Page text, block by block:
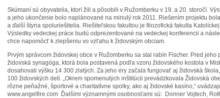
Skúmaní sú obyvatelia, ktorí žili a pôsobili v Ružomberku v 19. a 20. storočí.
a jeho ukončenie bolo naplánované na minulý rok 2011. Riešením projektu
a ďalší štyria spoluriešitelia. Riešiteľskou fakultou je filozofická fakulta
Výsledky vedeckej práce budú odprezentované na vedeckej konferencii a
chce napomôcť k zlepšeniu vo vzťahu k židovským obciam.
Prvým správcom židovskej obce v Ružomberku sa stal rabín Fischer. Pred
židovská synagóga, ktorá bola postavená podľa vzoru židovského kostola v
dosahovali výšku 14 300 zlatých. Za jeho éry začala fungovať aj židovská
100 židovských detí. „Okrem spomenutých inštitúcii prevádzkovala Židovská
rôzne peňažné, športové a charitatívne spolky, ako aj židovské kasíno,“
www.angelfire.com Ďalšími významnými osobnosťami sú: Donner Vojtech,